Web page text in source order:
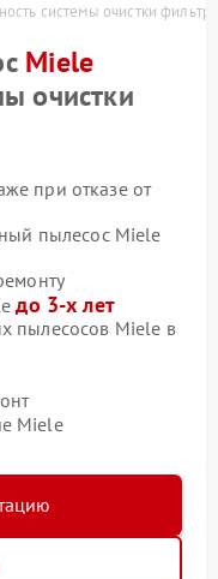
системы очистки
Miele
очистки
при отказе от
пылесос Miele
до 3-х лет
пылесосов Miele в
Miele